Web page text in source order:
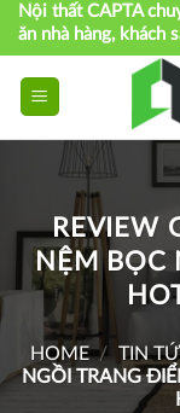
Skip
content
Nội thất CAPTA
ăn nhà hàng, khách
REVIEW
NỆM BỌC
HOME / TIN
NGỒI TRANG